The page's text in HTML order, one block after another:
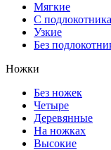
Мягкие
С
Узкие
Без
Ножки
Без ножек
Четыре
Деревянные
На ножках
Высокие